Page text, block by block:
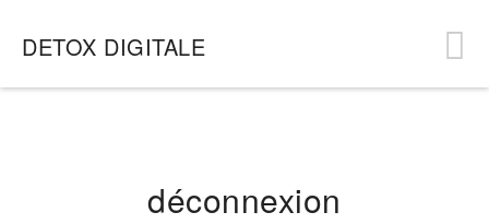
DETOX DIGITALE
déconnexion